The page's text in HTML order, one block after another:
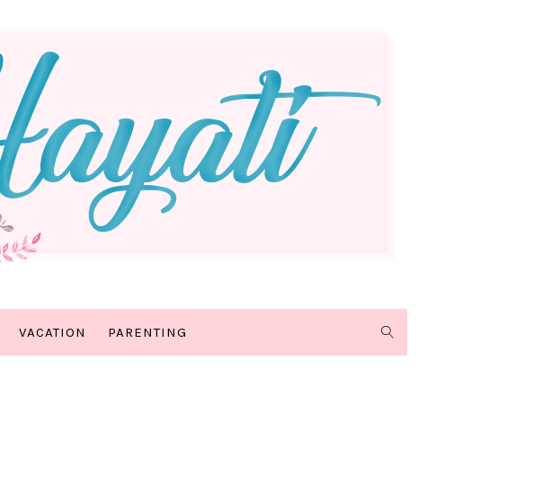
VACATION PARENTING